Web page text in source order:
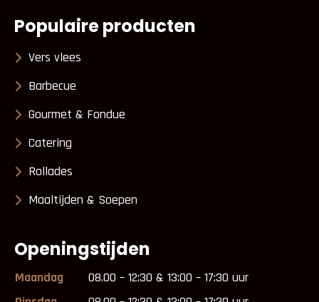
Populaire producten
Vers vlees
Barbecue
Gourmet & Fondue
Catering
Rollades
Maaltijden & Soepen
Openingstijden
Maandag
08.00 – 12:30 & 13:00 – 17:30 uur